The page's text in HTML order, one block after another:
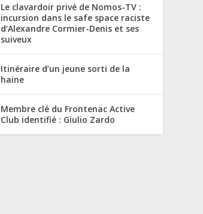
Le clavardoir privé de Nomos-TV :
incursion dans le safe space raciste
d’Alexandre Cormier-Denis et ses
suiveux
Itinéraire d’un jeune sorti de la
haine
Membre clé du Frontenac Active
Club identifié : Giulio Zardo